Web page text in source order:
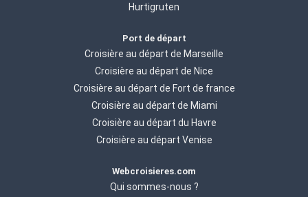
Hurtigruten
Port de départ
Croisière au départ de Marseille
Croisière au départ de Nice
Croisière au départ de Fort de france
Croisière au départ de Miami
Croisière au départ du Havre
Croisière au départ Venise
Webcroisieres.com
Qui sommes-nous ?